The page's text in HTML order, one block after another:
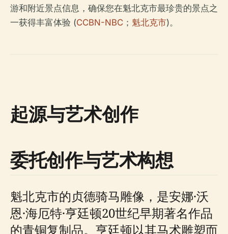
游和附近景点信息，确保您在魁北克市最珍贵的景点之
一获得丰富体验 (CCBN-NBC ； 魁北克市)。
起源与艺术创作
委托创作与艺术构想
魁北克市的贞德骑马雕像，是安娜·沃
恩·海厄特·亨廷顿20世纪早期著名作品
的青铜复制品。亨廷顿以其马术雕塑而